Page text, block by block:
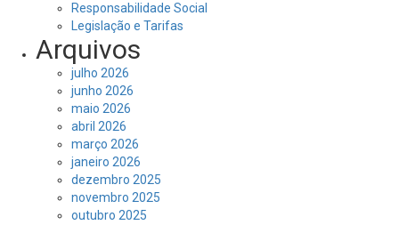
Responsabilidade Social
Legislação e Tarifas
Arquivos
julho 2026
junho 2026
maio 2026
abril 2026
março 2026
janeiro 2026
dezembro 2025
novembro 2025
outubro 2025